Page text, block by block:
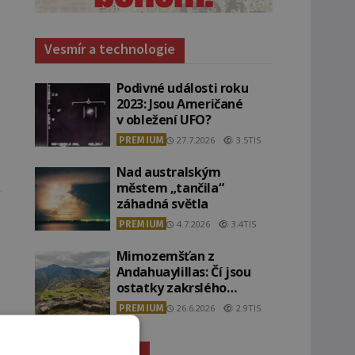
Vesmír a technologie
Podivné události roku
2023: Jsou Američané
v obležení UFO?
PREMIUM 27.7.2026 3.5TIS
Nad australským
městem „tančila“
záhadná světla
PREMIUM 4.7.2026 3.4TIS
Mimozemšťan z
Andahuaylillas: Čí jsou
ostatky zakrslého
stvoření s ohromnou
lebkou?
PREMIUM 26.6.2026 2.9TIS